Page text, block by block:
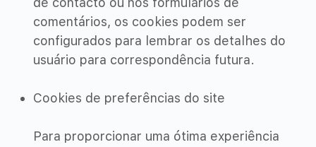
comentários, os cookies podem ser
configurados para lembrar os detalhes do
usuário para correspondência futura.
Cookies de preferências do site
Para proporcionar uma ótima experiência